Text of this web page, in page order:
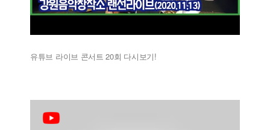
유튜브 라이브 콘서트 20회 다시보기!